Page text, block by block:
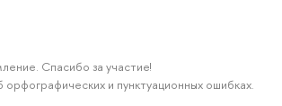
Спасибо за участие!
и пунктуационных ошибках.